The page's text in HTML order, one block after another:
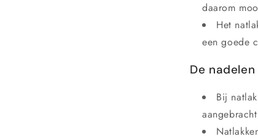
daarom
Het
een goede
De
Bij